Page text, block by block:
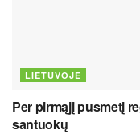
LIETUVOJE
Per pirmąjį pusmetį
santuokų